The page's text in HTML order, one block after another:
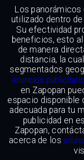
Los
utilizado dentro de
Su efectividad
beneficios, esto
de manera
distancia, la
segmentados
anuncios
en Zapopan
espacio disponible
adecuada para tu
publicidad en
Zapopan,
acerca de los